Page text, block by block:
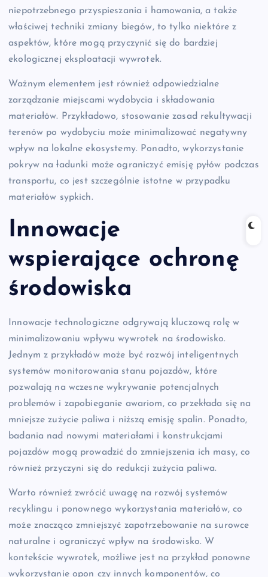
niepotrzebnego przyspieszania i hamowania, a także
właściwej techniki zmiany biegów, to tylko niektóre z
aspektów, które mogą przyczynić się do bardziej
ekologicznej eksploatacji wywrotek.
Ważnym elementem jest również odpowiedzialne
zarządzanie miejscami wydobycia i składowania
materiałów. Przykładowo, stosowanie zasad rekultywacji
terenów po wydobyciu może minimalizować negatywny
wpływ na lokalne ekosystemy. Ponadto, wykorzystanie
pokryw na ładunki może ograniczyć emisję pyłów podczas
transportu, co jest szczególnie istotne w przypadku
materiałów sypkich.
Innowacje
wspierające ochronę
środowiska
Innowacje technologiczne odgrywają kluczową rolę w
minimalizowaniu wpływu wywrotek na środowisko.
Jednym z przykładów może być rozwój inteligentnych
systemów monitorowania stanu pojazdów, które
pozwalają na wczesne wykrywanie potencjalnych
problemów i zapobieganie awariom, co przekłada się na
mniejsze zużycie paliwa i niższą emisję spalin. Ponadto,
badania nad nowymi materiałami i konstrukcjami
pojazdów mogą prowadzić do zmniejszenia ich masy, co
również przyczyni się do redukcji zużycia paliwa.
Warto również zwrócić uwagę na rozwój systemów
recyklingu i ponownego wykorzystania materiałów, co
może znacząco zmniejszyć zapotrzebowanie na surowce
naturalne i ograniczyć wpływ na środowisko. W
kontekście wywrotek, możliwe jest na przykład ponowne
wykorzystanie opon czy innych komponentów, co